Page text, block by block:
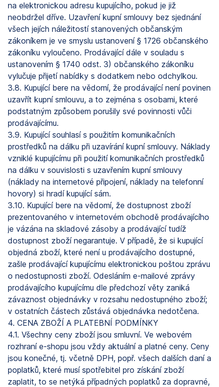
na elektronickou adresu kupujícího, pokud je již
neobdržel dříve. Uzavření kupní smlouvy bez sjednání
všech jejích náležitostí stanovených občanským
zákoníkem je ve smyslu ustanovení § 1726 občanského
zákoníku vyloučeno. Prodávající dále v souladu s
ustanovením § 1740 odst. 3) občanského zákoníku
vylučuje přijetí nabídky s dodatkem nebo odchylkou.
3.8. Kupující bere na vědomí, že prodávající není povinen
uzavřít kupní smlouvu, a to zejména s osobami, které
podstatným způsobem porušily své povinnosti vůči
prodávajícímu.
3.9. Kupující souhlasí s použitím komunikačních
prostředků na dálku při uzavírání kupní smlouvy. Náklady
vzniklé kupujícímu při použití komunikačních prostředků
na dálku v souvislosti s uzavřením kupní smlouvy
(náklady na internetové připojení, náklady na telefonní
hovory) si hradí kupující sám.
3.10. Kupující bere na vědomí, že dostupnost zboží
prezentovaného v internetovém obchodě prodávajícího
je vázána na skladové zásoby a prodávající tudíž
dostupnost zboží negarantuje. V případě, že si kupující
objedná zboží, které není u prodávajícího dostupné,
zašle prodávající kupujícímu elektronickou poštou zprávu
o nedostupnosti zboží. Odesláním e-mailové zprávy
prodávajícího kupujícímu dle předchozí věty zaniká
závaznost objednávky v rozsahu nedostupného zboží;
v ostatních částech zůstává objednávka nedotčena.
4. CENA ZBOŽÍ A PLATEBNÍ PODMÍNKY
4.1. Všechny ceny zboží jsou smluvní. Ve webovém
rozhraní e-shopu jsou vždy aktuální a platné ceny. Ceny
jsou konečné, tj. včetně DPH, popř. všech dalších daní a
poplatků, které musí spotřebitel pro získání zboží
zaplatit, to se netýká případných poplatků za dopravné,